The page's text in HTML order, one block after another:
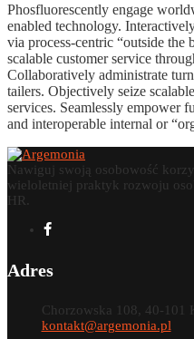
Phosfluorescently engage
enabled technology.
via process-centric “outside
scalable customer service
Collaboratively administrate
tailers. Objectively seize
services. Seamlessly empower
and interoperable internal or
Nawiguj swoją osobowość
wieloletniej praktyk rozwoju
HR.
Adres
Chorzowska 108, 40-101
kontakt@argemonia.pl